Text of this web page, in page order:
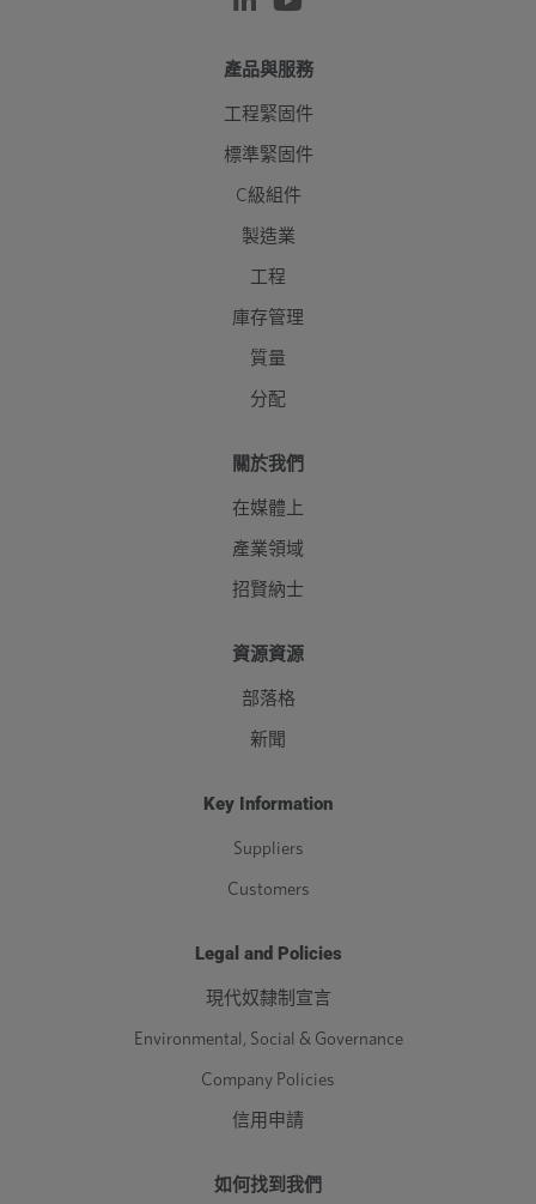
產品與服務
工程緊固件
標準緊固件
C級組件
製造業
工程
庫存管理
質量
分配
關於我們
在媒體上
產業領域
招賢納士
資源資源
部落格
新聞
Key Information
Suppliers
Customers
Legal and Policies
現代奴隸制宣言
Environmental, Social & Governance
Company Policies
信用申請
如何找到我們